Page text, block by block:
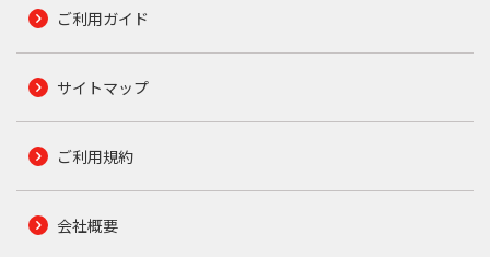
ご利用ガイド
サイトマップ
ご利用規約
会社概要